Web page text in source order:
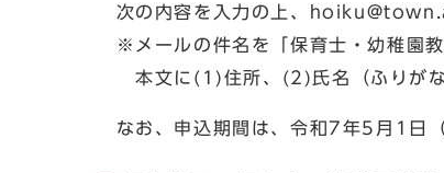
次の内容を入力の上、
※メールの件名を「保育士・幼稚園教
本文に(1)住所、(2)氏名（ふりがな
なお、申込期間は、令和7年5月1日